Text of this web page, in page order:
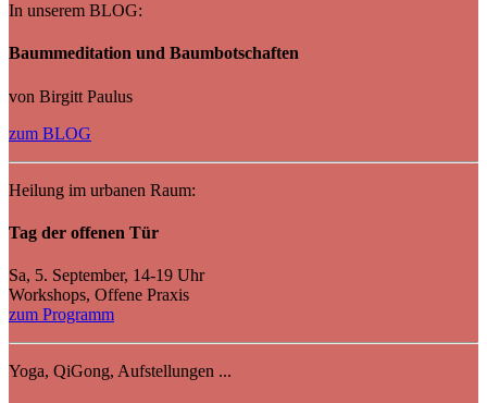
In unserem BLOG:
Baummeditation und Baumbotschaften
von Birgitt Paulus
zum BLOG
Heilung im urbanen Raum:
Tag der offenen Tür
Sa, 5. September, 14-19 Uhr
Workshops, Offene Praxis
zum Programm
Yoga, QiGong, Aufstellungen ...